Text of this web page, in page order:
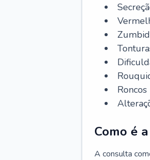
Roncos
Como é
A consulta